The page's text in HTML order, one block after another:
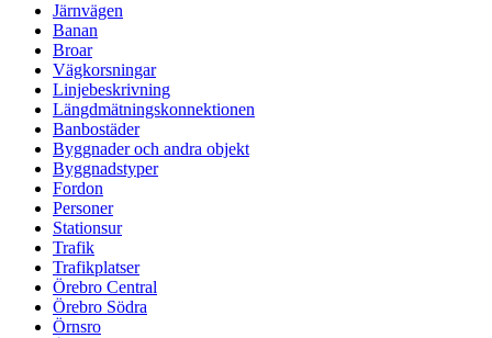
Järnvägen
Banan
Broar
Vägkorsningar
Linjebeskrivning
Längdmätningskonnektionen
Banbostäder
Byggnader och andra objekt
Byggnadstyper
Fordon
Personer
Stationsur
Trafik
Trafikplatser
Örebro Central
Örebro Södra
Örnsro